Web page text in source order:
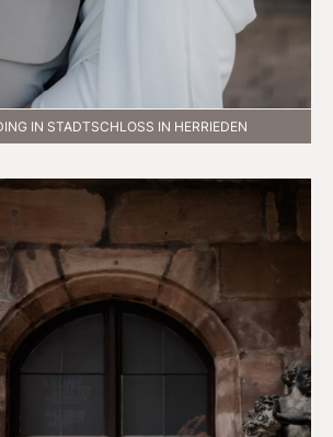
IN STADTSCHLOSS IN HERRIEDEN